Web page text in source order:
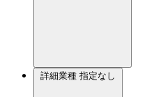
詳細業種 指定なし